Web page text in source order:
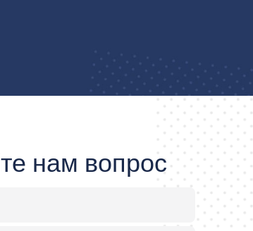
нам вопрос